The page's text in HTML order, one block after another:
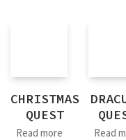
CHRISTMAS
QUEST
Read more Read